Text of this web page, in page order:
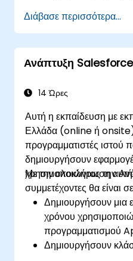
ελέγχου για την
Διάβασε περισσότερα...
Ανάπτυξη Salesforce
14 Ώρες
Αυτή η εκπαίδευση με
Ελλάδα (online ή onsite)
προγραμματιστές ιστού
δημιουργήσουν
χρησιμοποιώντας την
Με την ολοκλήρωση
συμμετέχοντες θα είναι
Δημιουργήσουν μια
χρόνου
προγραμματισμού
Δημιουργήσουν